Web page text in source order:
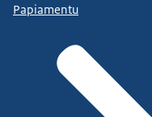
Papiamentu